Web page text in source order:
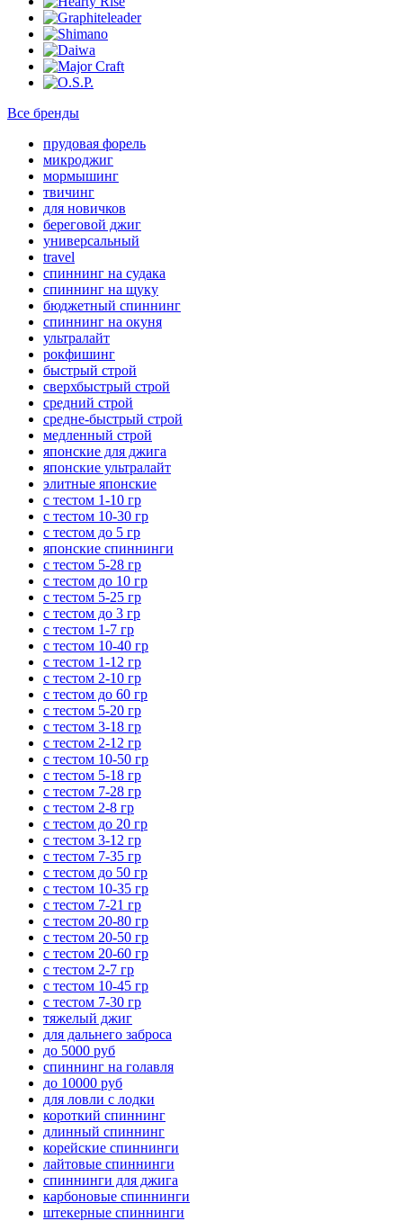
Все бренды
прудовая форель
микроджиг
мормышинг
твичинг
для новичков
береговой джиг
универсальный
travel
спиннинг на судака
спиннинг на щуку
бюджетный спиннинг
спиннинг на окуня
ультралайт
рокфишинг
быстрый строй
сверхбыстрый строй
средний строй
средне-быстрый строй
медленный строй
японские для джига
японские ультралайт
элитные японские
с тестом 1-10 гр
с тестом 10-30 гр
с тестом до 5 гр
японские спиннинги
с тестом 5-28 гр
с тестом до 10 гр
с тестом 5-25 гр
с тестом до 3 гр
с тестом 1-7 гр
с тестом 10-40 гр
с тестом 1-12 гр
с тестом 2-10 гр
с тестом до 60 гр
с тестом 5-20 гр
с тестом 3-18 гр
с тестом 2-12 гр
с тестом 10-50 гр
с тестом 5-18 гр
с тестом 7-28 гр
с тестом 2-8 гр
с тестом до 20 гр
с тестом 3-12 гр
с тестом 7-35 гр
с тестом до 50 гр
с тестом 10-35 гр
с тестом 7-21 гр
с тестом 20-80 гр
с тестом 20-50 гр
с тестом 20-60 гр
с тестом 2-7 гр
с тестом 10-45 гр
с тестом 7-30 гр
тяжелый джиг
для дальнего заброса
до 5000 руб
спиннинг на голавля
до 10000 руб
для ловли с лодки
короткий спиннинг
длинный спиннинг
корейские спиннинги
лайтовые спиннинги
спиннинги для джига
карбоновые спиннинги
штекерные спиннинги